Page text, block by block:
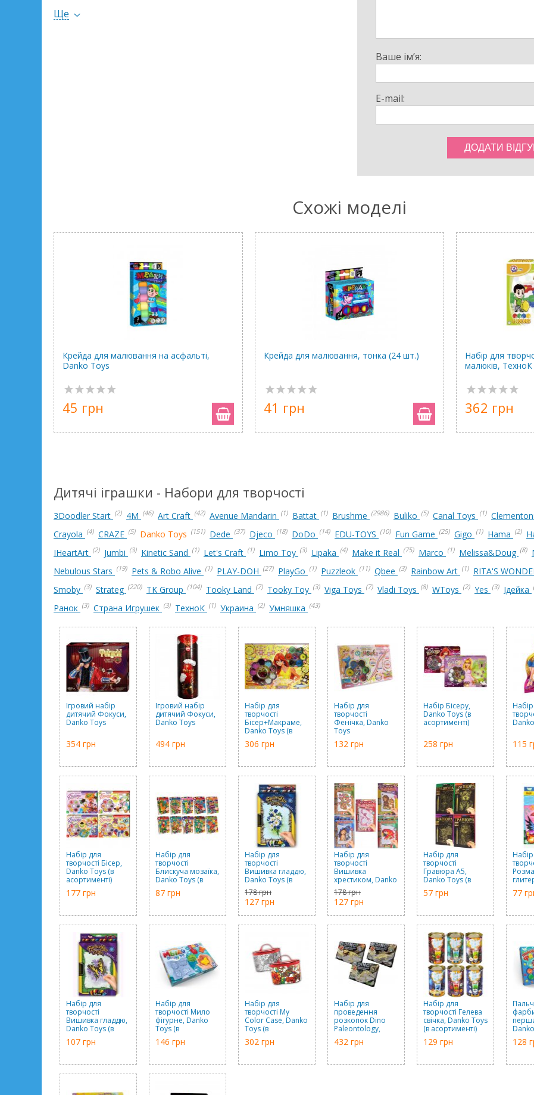
в'язка маса «Princess Pony Slime» - 1 шт.;
Ще
Ваше ім’я:
E-mail:
Схожі моделі
Крейда для малювання на асфальті,
Danko Toys
45 грн
Крейда для малювання, тонка (24 шт.)
41 грн
Набір для
малюків, ТехноК
362 грн
Дитячі іграшки - Набори для творчості
3Doodler Start (2) 4М (46) Art Craft (42) Avenue Mandarin (1) Battat (1) Brushme (2986) Buliko (5) Canal Toys (1) Clementoni
Crayola (4) CRAZE (5) Danko Toys (151) Dede (37) Djeco (18) DoDo (14) EDU-TOYS (10) Fun Game (25) Gigo (1) Hama (2)
IHeartArt (2) Jumbі (3) Kinetic Sand (1) Let's Craft (1) Limo Toy (3) Lipaka (4) Make it Real (75) Marco (1) Melissa&Doug (8)
Nebulous Stars (19) Pets & Robo Alive (1) PLAY-DOH (27) PlayGo (1) Puzzleok (11) Qbee (3) Rainbow Art (1) RITA'S
Smoby (3) Strateg (220) TK Group (104) Tooky Land (7) Tooky Toy (3) Viga Toys (7) Vladi Toys (8) WToys (2) Yes (3) Ідейка
Ранок (3) Страна Игрушек (3) ТехноК (1) Украина (2) Умняшка (43)
Ігровий набір
дитячий Фокуси,
Danko Toys
354 грн
Ігровий набір
дитячий Фокуси,
Danko Toys
494 грн
Набір для
творчості
Бісер+Макраме,
Danko Toys (в
асортименті)
306 грн
Набір для
творчості
Фенічка, Danko
Toys
132 грн
Набір Бісеру,
Danko Toys (в
асортименті)
258 грн 115
Набір для
творчості Бісер,
Danko Toys (в
асортименті)
177 грн
Набір для
творчості
Блискуча мозаїка,
Danko Toys (в
асортименті)
87 грн
Набір для
творчості
Вишивка гладдю,
Danko Toys (в
асортименті)
178 грн
127 грн
Набір для
творчості
Вишивка
хрестиком, Danko
Toys (в
асортименті)
178 грн
127 грн
Набір для
творчості
Гравюра А5,
Danko Toys (в
асортименті)
57 грн
Toys (в
77
Набір для
творчості
Вишивка гладдю,
Danko Toys (в
асортименті)
107 грн
Набір для
творчості Мило
фігурне, Danko
Toys (в
асортименті)
146 грн
Набір для
творчості My
Color Case, Danko
Toys (в
асортименті)
302 грн
Набір для
проведення
розкопок Dino
Paleontology,
Danko Toys (в
асортименті)
432 грн
Набір для
творчості Гелева
свічка, Danko Toys
(в асортименті)
129 грн 128